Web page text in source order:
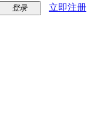
登录
立即注册